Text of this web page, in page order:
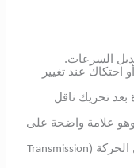
السرعات.
عند تغيير
تحريك ناقل
علامة واضحة على
الحركة (Transmission